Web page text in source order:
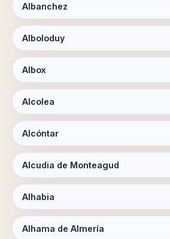
Albanchez
Alboloduy
Albox
Alcolea
Alcóntar
Alcudia de Monteagud
Alhabia
Alhama de Almería